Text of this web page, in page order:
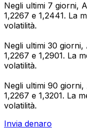
Negli ultimi 7 giorni,
1,2267 e 1,2441. La
volatilità.
Negli ultimi 30
1,2267 e 1,2901. La
volatilità.
Negli ultimi 90
1,2267 e 1,3201. La
volatilità.
Invia denaro